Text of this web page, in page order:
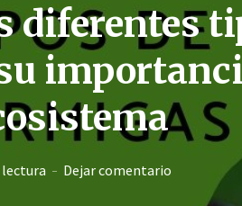
diferentes
Dejar comentario